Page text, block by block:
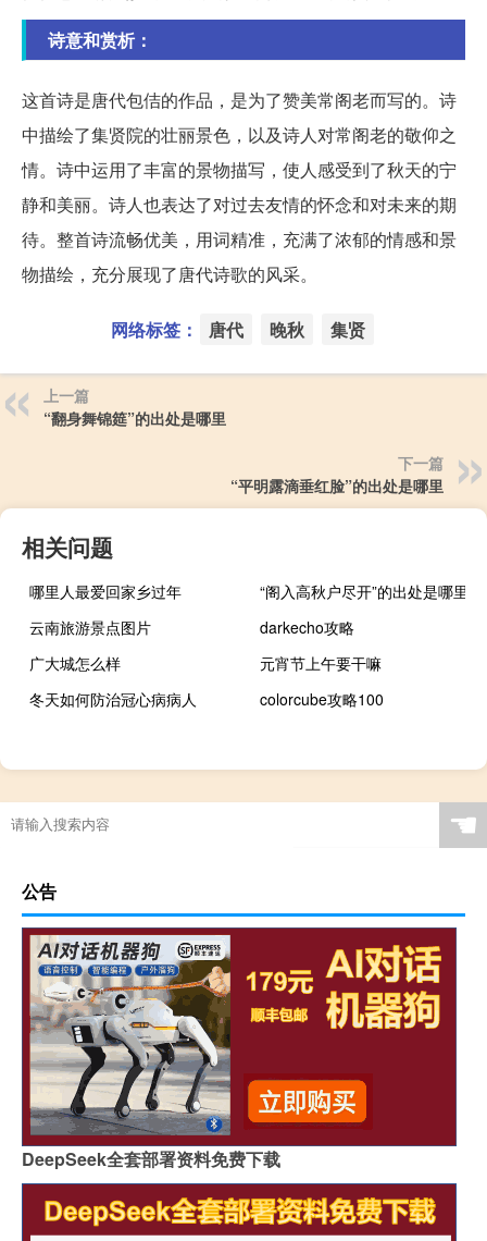
诗意和赏析：
这首诗是唐代包佶的作品，是为了赞美常阁老而写的。诗
中描绘了集贤院的壮丽景色，以及诗人对常阁老的敬仰之
情。诗中运用了丰富的景物描写，使人感受到了秋天的宁
静和美丽。诗人也表达了对过去友情的怀念和对未来的期
待。整首诗流畅优美，用词精准，充满了浓郁的情感和景
物描绘，充分展现了唐代诗歌的风采。
网络标签： 唐代 晚秋 集贤
上一篇
“翻身舞锦筵”的出处是哪里
下一篇
“平明露滴垂红脸”的出处是哪里
相关问题
哪里人最爱回家乡过年
“阁入高秋户尽开”的出处是哪里
云南旅游景点图片
darkecho攻略
广大城怎么样
元宵节上午要干嘛
冬天如何防治冠心病病人
colorcube攻略100
☚
公告
DeepSeek全套部署资料免费下载